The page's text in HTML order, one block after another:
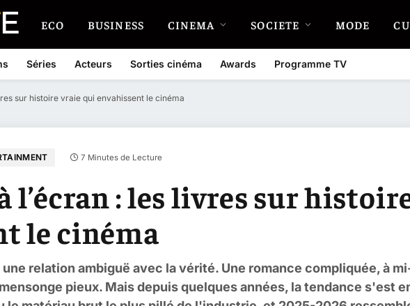
ECO BUSINESS CINEMA SOCIETE MODE
Séries Acteurs Sorties cinéma Awards Programme TV
sur histoire vraie qui envahissent le cinéma
7 Minutes de Lecture
l’écran : les livres sur
le cinéma
relation ambiguë avec la vérité. Une romance compliquée, à
pieux. Mais depuis quelques années, la tendance s'est